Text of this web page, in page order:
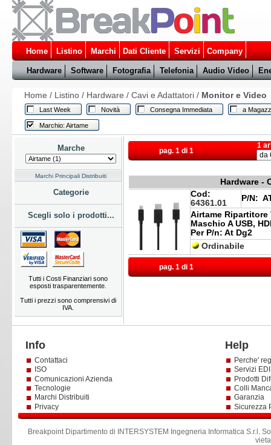
Home Listino Marchi Dati Cliente Servizi Company
Hardware Software Fotografia Telefonia Audio Video
Home / Listino/ Hardware / Cavi e Adattatori/ Monitor e Video
Last Week Novità Consegna Immediata a
Marchio: Airtame
Marche
Marchi Principali Distribuiti
Categorie
Scegli solo i prodotti...
Tutti i Costi Finanziari sono
esposti trasparentemente.
Tutti i prezzi sono comprensivi di
IVA.
pag. 1 di 1
1
Hardware -
Cod:
64361.01
P/N:
Airtame Ripartitore
Maschio A USB,
Per P/n: At Dg2
Ordinabile
pag. 1 di 1
Info Help
Contattaci
ISO
Comunicazioni Azienda
Tecnologie
Marchi Distribuiti
Privacy
Perche'
Servizi
Prodotti
Colli
Garanzia
Sicurezza
Breakpoint Dipartimento di INTERSYSTEM Ingegneria Informatica S.r.l .